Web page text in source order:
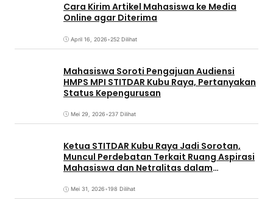
Cara Kirim Artikel Mahasiswa ke Media
Online agar Diterima
April 16, 2026•252 Dilihat
Mahasiswa Soroti Pengajuan Audiensi
HMPS MPI STITDAR Kubu Raya, Pertanyakan
Status Kepengurusan
Mei 29, 2026•237 Dilihat
Ketua STITDAR Kubu Raya Jadi Sorotan,
Muncul Perdebatan Terkait Ruang Aspirasi
Mahasiswa dan Netralitas dalam
Mei 31, 2026•198 Dilihat